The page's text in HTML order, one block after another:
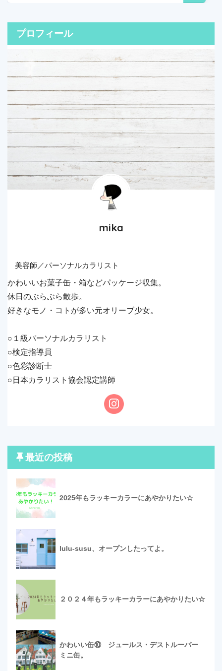
プロフィール
mika
美容師／パーソナルカラリスト
かわいいお菓子缶・箱などパッケージ収集。
休日のぶらぶら散歩。
好きなモノ・コトが多い元オリーブ少女。
○１級パーソナルカラリスト
○検定指導員
○色彩診断士
○日本カラリスト協会認定講師
最近の投稿
2025年もラッキーカラーにあやかりたい☆
lulu-susu、オープンしたってよ。
２０２４年もラッキーカラーにあやかりたい☆
かわいい缶⑩ ジュールス・デストルーパー
ミニ缶。